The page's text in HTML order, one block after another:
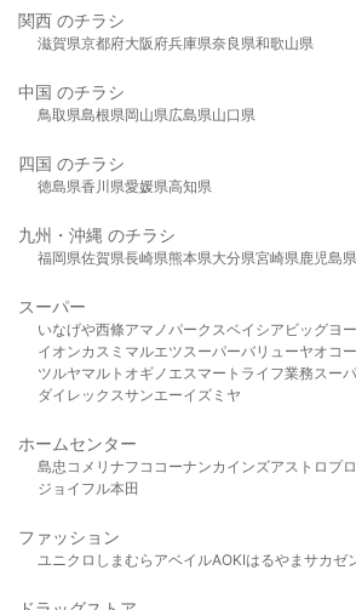
関西 のチラシ
滋賀県京都府大阪府兵庫県奈良県和歌山県
中国 のチラシ
鳥取県島根県岡山県広島県山口県
四国 のチラシ
徳島県香川県愛媛県高知県
九州・沖縄 のチラシ
福岡県佐賀県長崎県熊本県大分県宮崎県鹿児島県
スーパー
いなげや西條アマノパークスベイシア ビッグヨ
イオンカスミ マルエツスーパーバリューヤオコー
ツルヤマルト オギノ エスマート ライフ業務スー
ダイレックスサンエーイズミヤ
ホームセンター
島忠 コメリ ナフコ コーナンカインズアストロプ
ジョイフル本田
ファッション
ユニクロ しまむら アベイルAOKIはるやま サカゼ